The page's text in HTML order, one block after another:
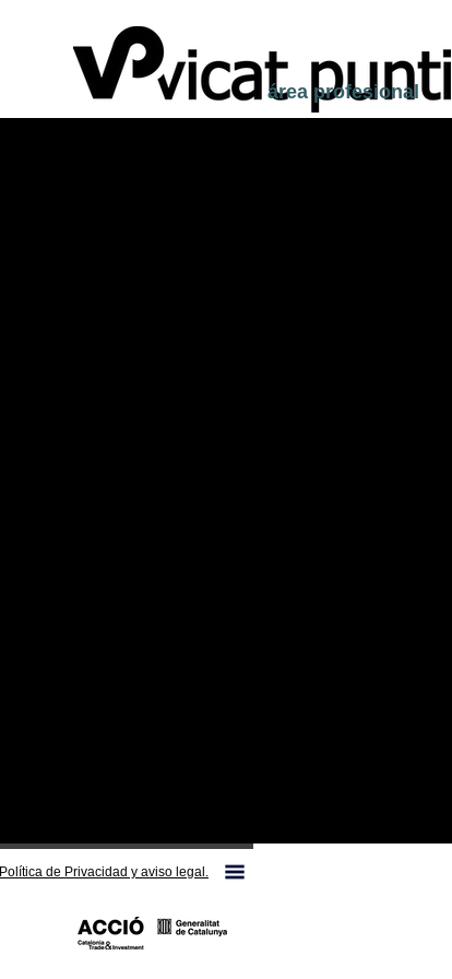
área profesional
Política de Privacidad y aviso legal.